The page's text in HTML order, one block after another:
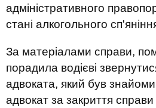
адміністративного
стані алкогольного
За матеріалами справи,
порадила водієві
адвоката, який був
адвокат за закриття